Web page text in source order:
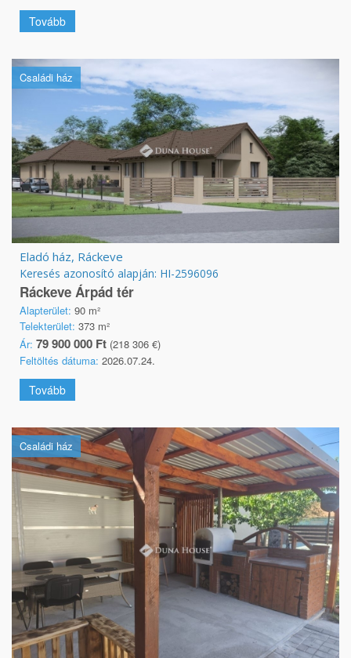
Tovább
Családi ház
Eladó ház, Ráckeve
Keresés azonosító alapján: HI-2596096
Ráckeve Árpád tér
Alapterület: 90 m²
Telekterület: 373 m²
Ár: 79 900 000 Ft (218 306 €)
Feltöltés dátuma: 2026.07.24.
Tovább
Családi ház